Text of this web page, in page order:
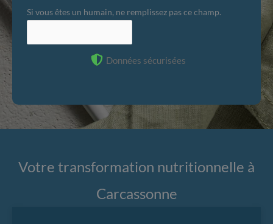
Si vous êtes un humain, ne remplissez pas ce champ.
Données sécurisées
Votre transformation nutritionnelle à
Carcassonne